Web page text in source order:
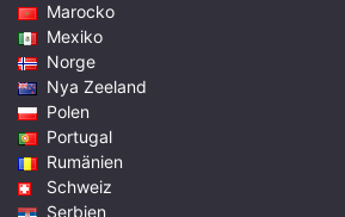
Marocko
Mexiko
Norge
Nya Zeeland
Polen
Portugal
Rumänien
Schweiz
Serbien